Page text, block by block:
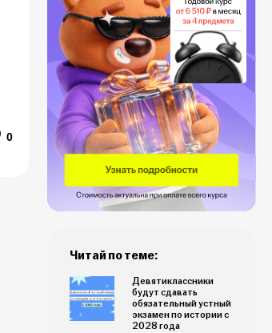
0
Читай по теме:
Девятиклассники
будут сдавать
обязательный устный
экзамен по истории с
2028 года